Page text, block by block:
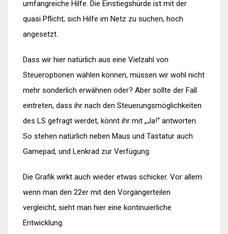
umfangreiche Hilfe. Die Einstiegshürde ist mit der
quasi Pflicht, sich Hilfe im Netz zu suchen, hoch
angesetzt.
Dass wir hier natürlich aus eine Vielzahl von
Steueroptionen wählen können, müssen wir wohl nicht
mehr sonderlich erwähnen oder? Aber sollte der Fall
eintreten, dass ihr nach den Steuerungsmöglichkeiten
des LS gefragt werdet, könnt ihr mit „Ja!“ antworten.
So stehen natürlich neben Maus und Tastatur auch
Gamepad, und Lenkrad zur Verfügung.
Die Grafik wirkt auch wieder etwas schicker. Vor allem
wenn man den 22er mit den Vorgängerteilen
vergleicht, sieht man hier eine kontinuierliche
Entwicklung.